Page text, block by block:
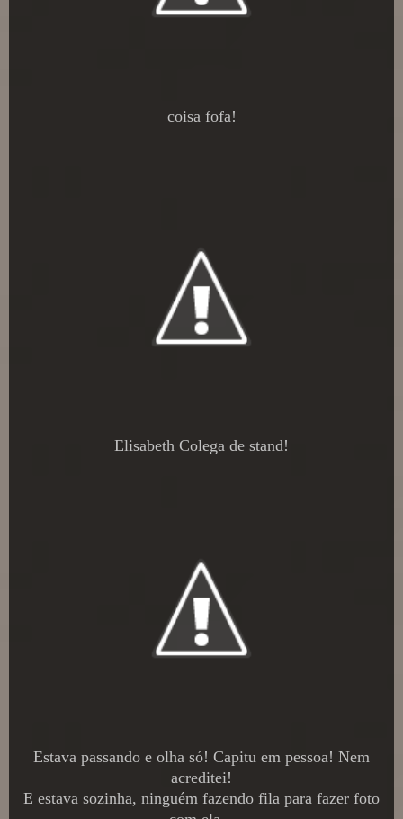
coisa fofa!
Elisabeth Colega de stand!
Estava passando e olha só! Capitu em pessoa! Nem
acreditei!
E estava sozinha, ninguém fazendo fila para fazer foto